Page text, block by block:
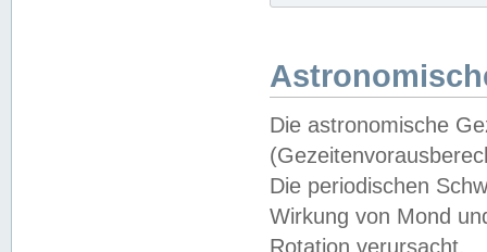
Die astronomische
Die periodischen
Wirkung von Mond
Rotation verursacht.